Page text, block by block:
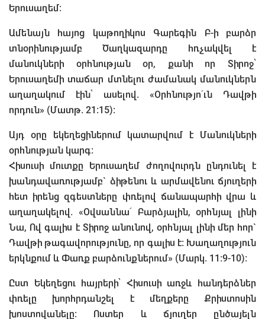
Երուսաղեմ:
Ամենայն հայոց կաթողիկոս Գարեգին Բ-ի բարձր
տնօրինությամբ Ծաղկազարդը հռչակվել է
մանուկների օրհնության օր, քանի որ Տիրոջ՝
Երուսաղեմի տաճար մտնելու ժամանակ մանուկներն
աղաղակում էին՝ ասելով. «Օրհնությո՜ւն Դավթի
որդուն» (Մատթ. 21:15):
Այդ օրը եկեղեցիներում կատարվում է Մանուկների
օրհնության կարգ:
Հիսուսի մուտքը Երուսաղեմ ժողովուրդն ընդունել է
խանդավառությամբ` ձիթենու և արմավենու ճյուղերի
հետ իրենց զգեստները փռելով ճանապարհի վրա և
աղաղակելով. «Օվսաննա՜ Բարձյալին, օրհնյալ լինի
Նա, Ով գալիս է Տիրոջ անունով, օրհնյալ լինի մեր հոր`
Դավթի թագավորությունը, որ գալիս է: Խաղաղություն
երկնքում և Փառք բարձունքներում» (Մարկ. 11:9-10):
Ըստ Եկեղեցու հայրերի՝ Հիսուսի առջև հանդերձներ
փռելը խորհրդանշել է մեղքերը Քրիստոսին
խոստովանելը: Ոստեր և ճյուղեր ընծայելն